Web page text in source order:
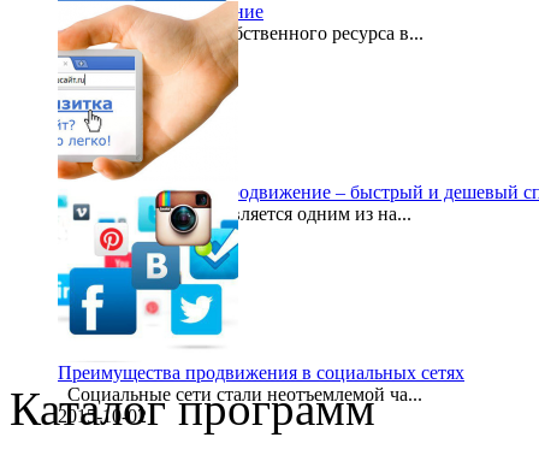
Поисковое продвижение
Итак, вы владелец собственного ресурса в...
2016-02-04
Сайт визитка и seo продвижение – быстрый и дешевый
Интернет-визитка является одним из на...
2015-10-02
Преимущества продвижения в социальных сетях
Социальные сети стали неотъемлемой ча...
2015-10-02
Каталог программ